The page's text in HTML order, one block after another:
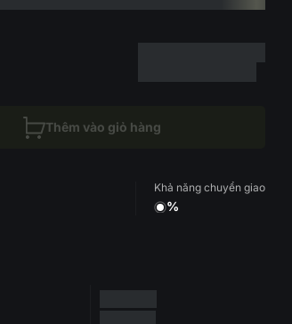
Thêm vào giỏ hàng
Khả năng chuyển giao
%